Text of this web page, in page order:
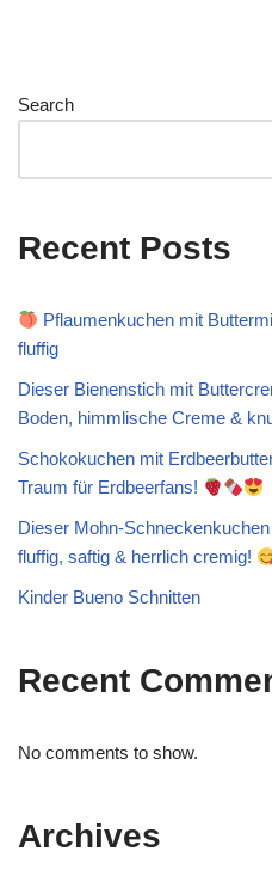
Search
Recent Posts
Pflaumenkuchen mit
fluffig
Dieser Bienenstich mit
Boden, himmlische Creme &
Schokokuchen mit
Traum für Erdbeerfans!
Dieser Mohn-
fluffig, saftig & herrlich cremig!
Kinder Bueno Schnitten
Recent
No comments to show.
Archives